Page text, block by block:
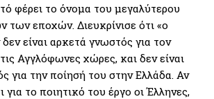
φέρει το όνομα του μεγαλύτερου
των εποχών. Διευκρίνισε ότι «ο
είναι αρκετά γνωστός για τον
Αγγλόφωνες χώρες, και δεν είναι
για την ποίησή του στην Ελλάδα. Αν
για το ποιητικό του έργο οι Έλληνες,